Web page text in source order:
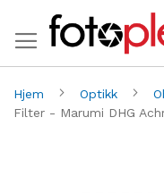
Hjem Optikk
Filter - Marumi DHG